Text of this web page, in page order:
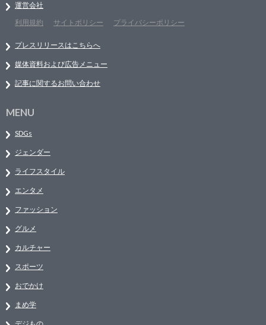
運営会社
利用規約
サイトポリシー プライバシーポリシー
プレスリリースはこちらへ
媒体資料および広告メニュー
記事に関するお問い合わせ
MENU
SDGs
ジェンダー
ライフスタイル
エンタメ
ファッション
グルメ
カルチャー
スポーツ
おでかけ
まめ学